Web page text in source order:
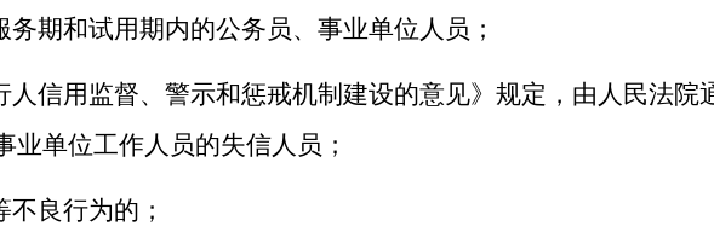
期和试用期内的公务员、事业单位人员；
信用监督、警示和惩戒机制建设的意见》规定，由人民法院
单位工作人员的失信人员；
良行为的；